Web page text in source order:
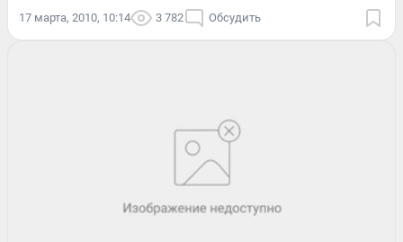
17 марта, 2010, 10:14 3 782 Обсудить